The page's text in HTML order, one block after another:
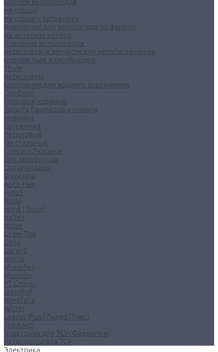
Крепеж велосипедов
На крышу
На крышку багажника
Крепление для велосипеда на фаркоп
На запасное колесо
Хранение велосипедов
Аксессуары и запчасти для велобагажников
Крепеж лыж и сноубордов
Thule
Аксессуары
Крепления для водного снаряжения
Серфинг
Грузовые корзины
Защита бамперов и пороги
Коврики
Багажника
Резиновые
Текстильные
Сумки и Рюкзаки
Для автобоксов
Органайзеры
Фаркопы
Auto-Hak
AvtoS
Bosal
Brink (Thule)
Baltex
Bizon
Draw-Tite
Galia
Garant
Imiola
Monoflex
Motodor
PT Group
Steinhof
Westfalia
Witter
Leader Plus (Лидер Плюс)
Трейлер
Электрика для ТСУ (Фаркопов)
Аксессуары для ТСУ
Электрика